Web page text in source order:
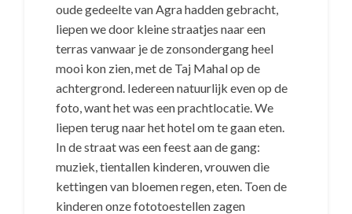
oude gedeelte van Agra hadden gebracht,
liepen we door kleine straatjes naar een
terras vanwaar je de zonsondergang heel
mooi kon zien, met de Taj Mahal op de
achtergrond. Iedereen natuurlijk even op de
foto, want het was een prachtlocatie. We
liepen terug naar het hotel om te gaan eten.
In de straat was een feest aan de gang:
muziek, tientallen kinderen, vrouwen die
kettingen van bloemen regen, eten. Toen de
kinderen onze fototoestellen zagen